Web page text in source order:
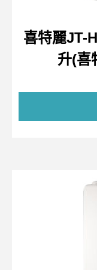
喜特麗JT-
升(喜